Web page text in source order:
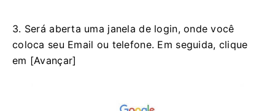
3. Será aberta uma janela de login, onde você
coloca seu Email ou telefone. Em seguida, clique
em [Avançar]